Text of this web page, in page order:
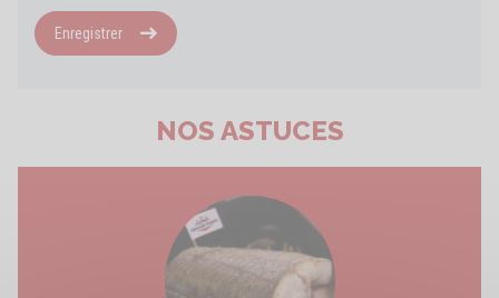
Enregistrer
NOS ASTUCES